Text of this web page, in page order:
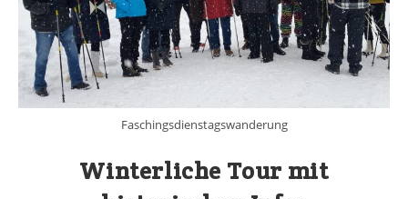
Faschingsdienstagswanderung
Winterliche Tour mit